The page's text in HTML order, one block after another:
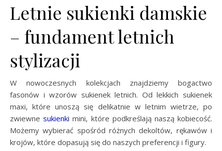
Letnie sukienki damskie
– fundament letnich
stylizacji
W nowoczesnych kolekcjach znajdziemy bogactwo
fasonów i wzorów sukienek letnich. Od lekkich sukienek
maxi, które unoszą się delikatnie w letnim wietrze, po
zwiewnesukienki mini, które podkreślają naszą kobiecość.
Możemy wybierać spośród różnych dekoltów, rękawów i
krojów, które dopasują się do naszych preferencji i figury.